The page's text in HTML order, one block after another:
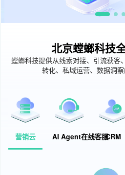
北京螳螂科技
螳螂科技提供从线索对接、引流获客
转化、私域运营、数据洞
营销云 AI Agent在线客服CRM